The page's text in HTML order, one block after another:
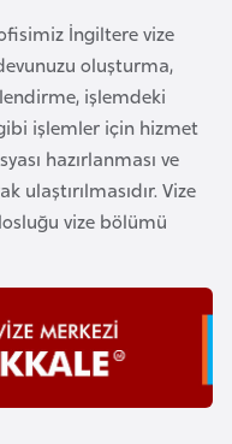
İngiltere vize
oluşturma,
işlemdeki
işlemler için hizmet
hazırlanması ve
ulaştırılmasıdır. Vize
vize bölümü